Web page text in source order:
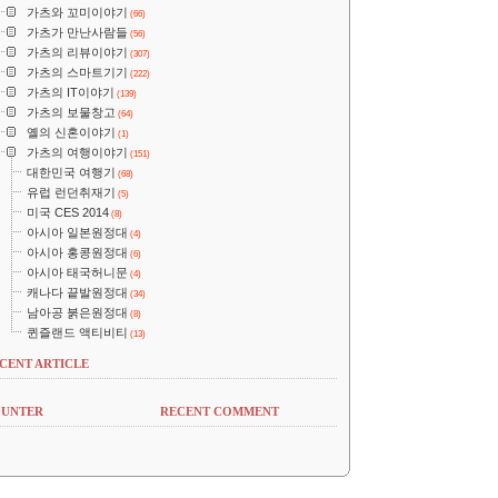
가츠와 꼬미이야기 (66)
가츠가 만난사람들 (56)
가츠의 리뷰이야기 (307)
가츠의 스마트기기 (222)
가츠의 IT이야기 (139)
가츠의 보물창고 (64)
옐의 신혼이야기 (1)
가츠의 여행이야기 (151)
대한민국 여행기 (68)
유럽 런던취재기 (5)
미국 CES 2014 (8)
아시아 일본원정대 (4)
아시아 홍콩원정대 (6)
아시아 태국허니문 (4)
캐나다 끝발원정대 (34)
남아공 붉은원정대 (8)
퀸즐랜드 액티비티 (13)
ARTICLE
RECENT COMMENT